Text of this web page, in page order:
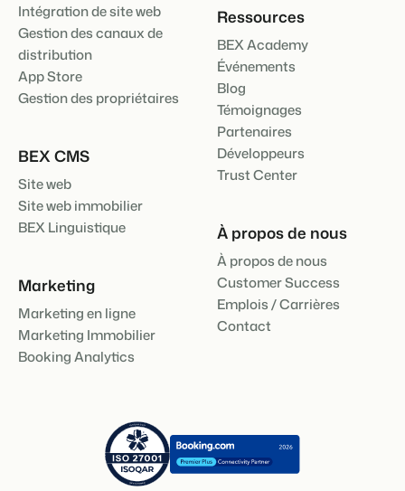
Intégration de site web
Gestion des canaux de
distribution
App Store
Gestion des propriétaires
BEX CMS
Site web
Site web immobilier
BEX Linguistique
Marketing
Marketing en ligne
Marketing Immobilier
Booking Analytics
Ressources
BEX Academy
Événements
Blog
Témoignages
Partenaires
Développeurs
Trust Center
À propos de nous
À propos de nous
Customer Success
Emplois / Carrières
Contact